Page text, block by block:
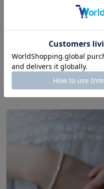
plain galette chouchou～ﾌﾟﾚｰﾝｶﾞﾚｯ
￥2,068
(税込)